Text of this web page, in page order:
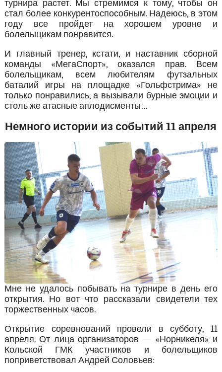
турнира растет. Мы стремимся к тому, чтобы он
стал более конкурентоспособным. Надеюсь, в этом
году все пройдет на хорошем уровне и
болельщикам понравится.
И главный тренер, кстати, и наставник сборной
команды «МегаСпорт», оказался прав. Всем
болельщикам, всем любителям футзальных
баталий игры на площадке «Гольфстрима» не
только понравились, а вызывали бурные эмоции и
столь же атасные аплодисменты…
Немного истории из событий 11 апреля
Мне не удалось побывать на турнире в день его
открытия. Но вот что рассказали свидетели тех
торжественных часов.
Открытие соревнований провели в субботу, 11
апреля. От лица организаторов — «Норникеля» и
Кольской ГМК участников и болельщиков
поприветствовал Андрей Соловьев: